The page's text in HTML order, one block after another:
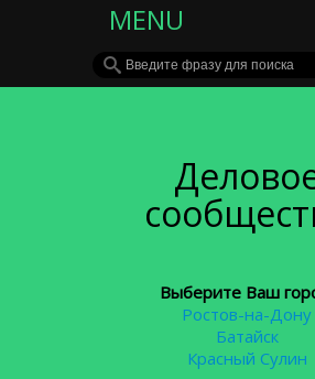
MENU
Выберите Ваш
Ростов-на-Дону
Батайск
Красный Сулин